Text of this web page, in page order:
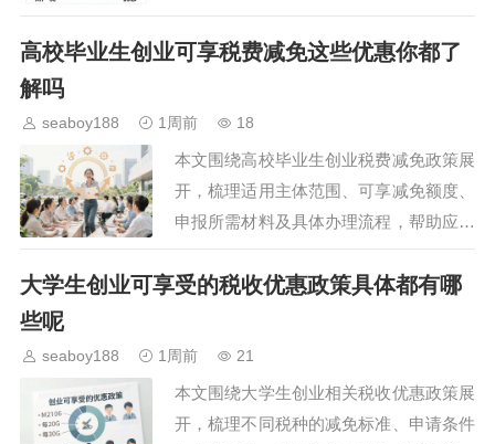
的具体要求与流程，帮助有创业意愿的大
学生清晰了解政策红利，降低创业初期的
高校毕业生创业可享税费减免这些优惠你都了
解吗
seaboy188 1周前 18
本文围绕高校毕业生创业税费减免政策展
开，梳理适用主体范围、可享减免额度、
申报所需材料及具体办理流程，帮助应届
创业毕业生清晰掌握政策红利，降低创业
初期运营成本，提升创业成功率。…
大学生创业可享受的税收优惠政策具体都有哪
些呢
seaboy188 1周前 21
本文围绕大学生创业相关税收优惠政策展
开，梳理不同税种的减免标准、申请条件